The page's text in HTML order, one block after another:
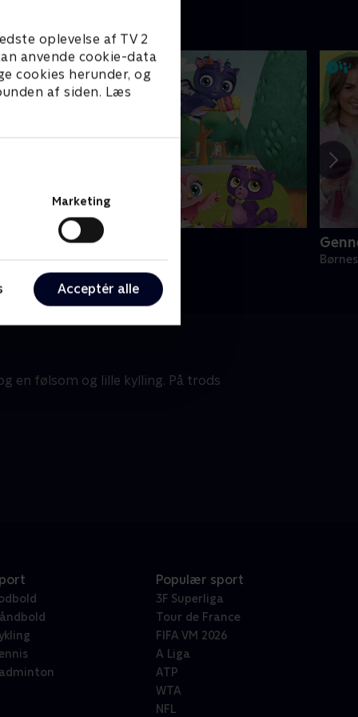
oplevelse af TV 2
anvende cookie-data
cookies herunder, og
af siden. Læs
Marketing
Acceptér alle
Little Charmers
• 2 sæsoner
en følsom og lille kylling. På trods
Populær sport
3F Superliga
Tour de France
FIFA VM 2026
A Liga
ATP
WTA
NFL